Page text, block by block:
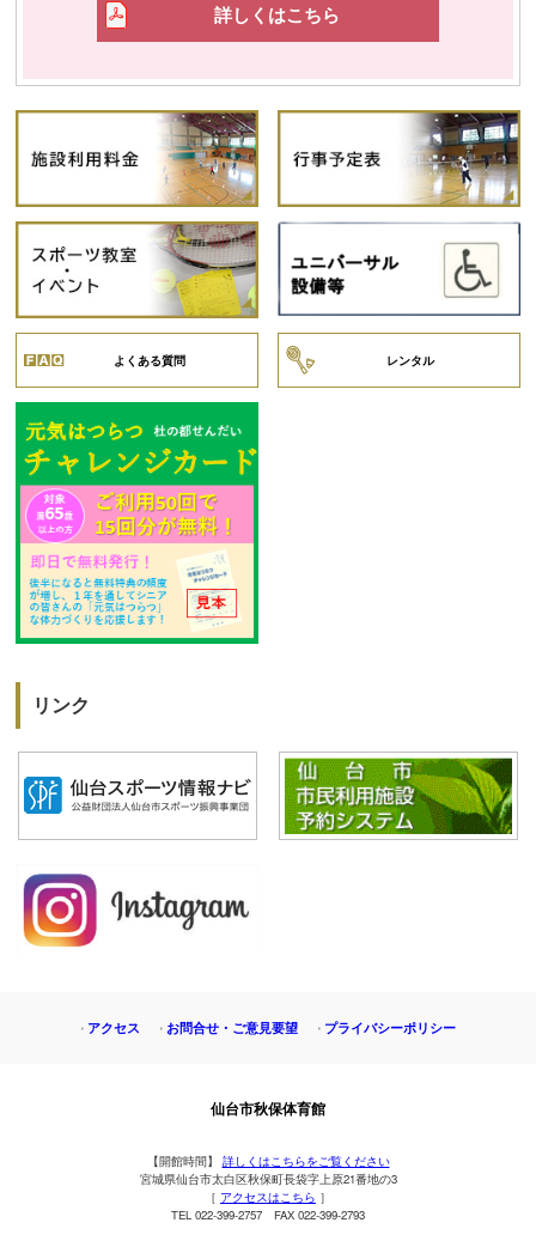
詳しくはこちら
よくある質問 レンタル
リンク
アクセス お問合せ・ご意見要望 プライバシーポリシー
仙台市秋保体育館
【開館時間】 詳しくはこちらをご覧ください
宮城県仙台市太白区秋保町長袋字上原21番地の3
［ アクセスはこちら ］
TEL 022-399-2757 FAX 022-399-2793